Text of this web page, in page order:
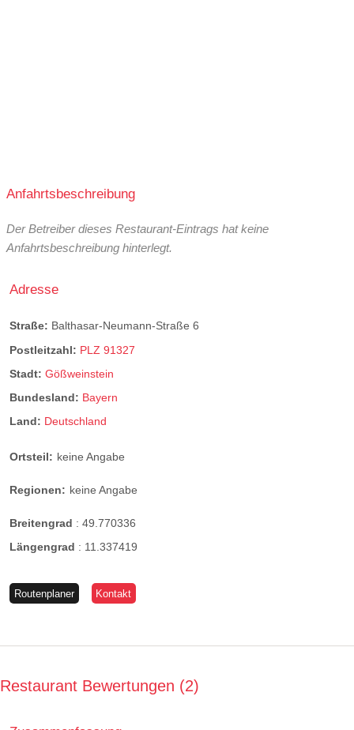
Anfahrtsbeschreibung
Der Betreiber dieses Restaurant-Eintrags hat keine
Anfahrtsbeschreibung hinterlegt.
Adresse
Straße: Balthasar-Neumann-Straße 6
Postleitzahl: PLZ 91327
Stadt: Gößweinstein
Bundesland: Bayern
Land: Deutschland
Ortsteil: keine Angabe
Regionen: keine Angabe
Breitengrad : 49.770336
Längengrad : 11.337419
Routenplaner Kontakt
Restaurant Bewertungen 2